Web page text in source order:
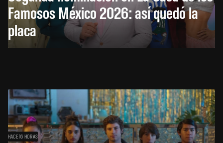
Famosos México 2026: así quedó la
placa
HACE 16 HORAS